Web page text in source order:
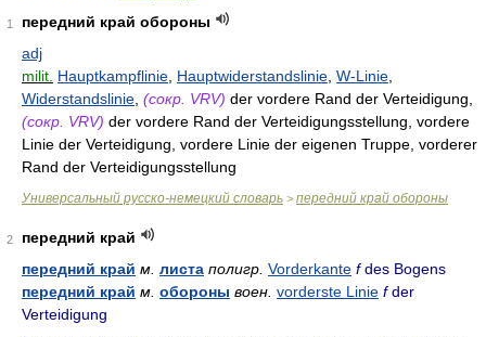
1
передний край обороны
adj
milit. Hauptkampflinie Hauptwiderstandslinie W-Linie
Widerstandslinie (сокр. VRV) der vordere Rand der Verteidigung,
(сокр. VRV) der vordere Rand der Verteidigungsstellung, vordere
Linie der Verteidigung, vordere Linie der eigenen Truppe, vorderer
Rand der Verteidigungsstellung
Универсальный русско-немецкий словарь > передний край обороны
2
передний край
передний край м. листа полигр. Vorderkante fdes Bogens
передний край м. обороны воен. vorderste Linie fder
Verteidigung